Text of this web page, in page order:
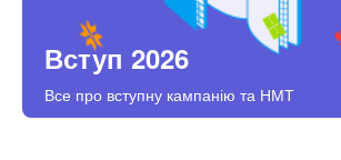
Вступ 2026
Все про вступну кампанію та НМТ